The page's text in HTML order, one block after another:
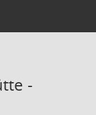
-